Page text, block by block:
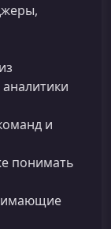
и
понимать